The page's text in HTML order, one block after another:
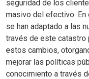
seguridad de los
masivo del efectivo. En
se han adaptado a las
través de este catastro
estos cambios,
mejorar las políticas
conocimiento a través